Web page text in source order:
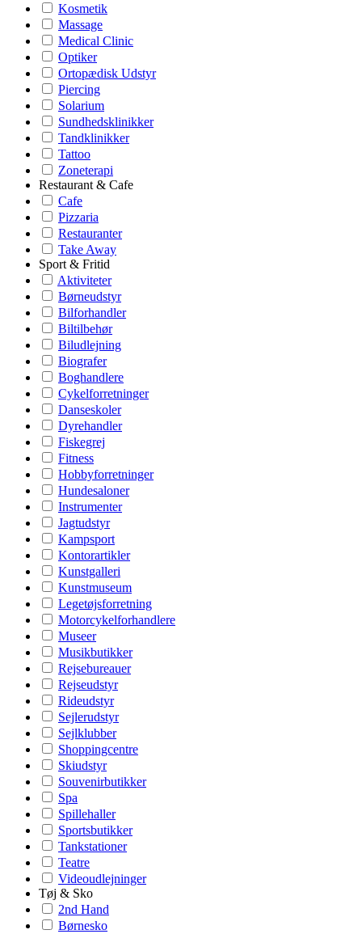
Kosmetik
Massage
Medical Clinic
Optiker
Ortopædisk Udstyr
Piercing
Solarium
Sundhedsklinikker
Tandklinikker
Tattoo
Zoneterapi
Restaurant & Cafe
Cafe
Pizzaria
Restauranter
Take Away
Sport & Fritid
Aktiviteter
Børneudstyr
Bilforhandler
Biltilbehør
Biludlejning
Biografer
Boghandlere
Cykelforretninger
Danseskoler
Dyrehandler
Fiskegrej
Fitness
Hobbyforretninger
Hundesaloner
Instrumenter
Jagtudstyr
Kampsport
Kontorartikler
Kunstgalleri
Kunstmuseum
Legetøjsforretning
Motorcykelforhandlere
Museer
Musikbutikker
Rejsebureauer
Rejseudstyr
Rideudstyr
Sejlerudstyr
Sejlklubber
Shoppingcentre
Skiudstyr
Souvenirbutikker
Spa
Spillehaller
Sportsbutikker
Tankstationer
Teatre
Videoudlejninger
Tøj & Sko
2nd Hand
Børnesko